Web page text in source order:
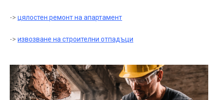
-> цялостен ремонт на апартамент
-> извозване на строителни отпадъци